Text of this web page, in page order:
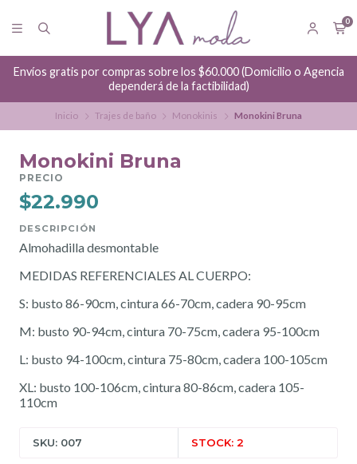
0
Envíos gratis por compras sobre los $60.000 (Domicilio o Agencia
dependerá de la factibilidad)
Inicio Trajes de baño Monokinis Monokini Bruna
Monokini Bruna
PRECIO
$22.990
DESCRIPCIÓN
Almohadilla desmontable
MEDIDAS REFERENCIALES AL CUERPO:
S: busto 86-90cm, cintura 66-70cm, cadera 90-95cm
M: busto 90-94cm, cintura 70-75cm, cadera 95-100cm
L: busto 94-100cm, cintura 75-80cm, cadera 100-105cm
XL: busto 100-106cm, cintura 80-86cm, cadera 105-
110cm
SKU: 007 STOCK: 2